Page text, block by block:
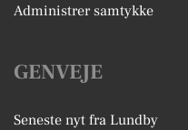
Administrer samtykke
GENVEJE
Seneste nyt fra Lundby